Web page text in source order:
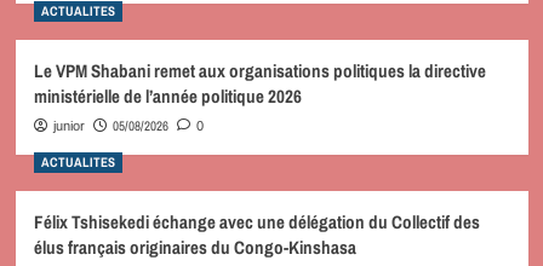
ACTUALITES
Le VPM Shabani remet aux organisations politiques la directive
ministérielle de l’année politique 2026
junior 05/08/2026 0
ACTUALITES
Félix Tshisekedi échange avec une délégation du Collectif des
élus français originaires du Congo-Kinshasa